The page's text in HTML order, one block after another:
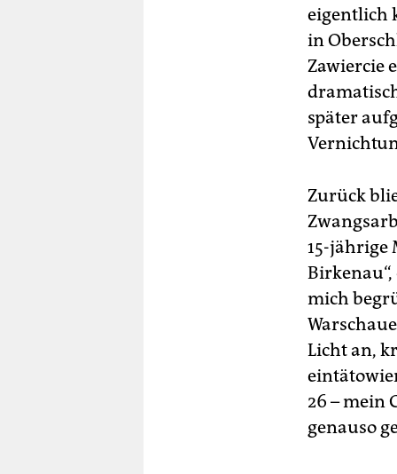
eigentlich
in
Zawiercie
später
Zurück
15-jährige
mich
Licht an,
26 – mein
genauso